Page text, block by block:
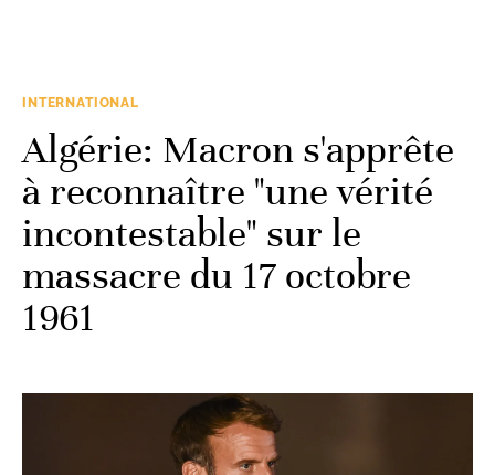
INTERNATIONAL
Algérie: Macron s'apprête
à reconnaître "une vérité
incontestable" sur le
massacre du 17 octobre
1961